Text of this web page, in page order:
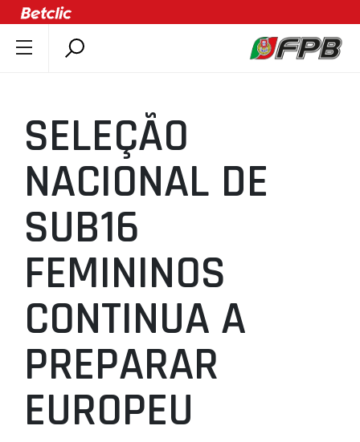
ÚLTIMAS
COMPETIÇÕES
ASSOCIAÇÕES
CLUBES
AGENTES
AGENDA
SELEÇÕES
MINIBASQUETE
ÁREA TÉCNICA
PROJETOS
LIGA BETCLIC MASCULINA
SELEÇÃO
NACIONAL DE
SUB16
FEMININOS
CONTINUA A
PREPARAR
EUROPEU